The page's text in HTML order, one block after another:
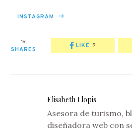
INSTAGRAM
19
SHARES
LIKE 19
Elisabeth Llopis
Asesora de turismo,
diseñadora web con